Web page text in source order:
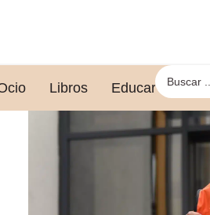
Libros Educar leyendo